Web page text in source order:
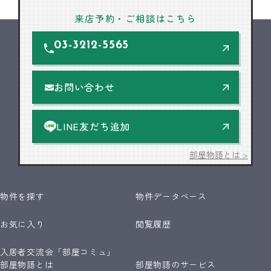
来店予約・ご相談はこちら
03-3212-5565
お問い合わせ
LINE友だち追加
部屋物語とは >
物件を探す 物件データベース
お気に入り 閲覧履歴
入居者交流会「部屋コミュ」
部屋物語とは
部屋物語のサービス